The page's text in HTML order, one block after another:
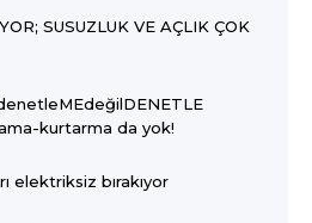
SUSUZLUK VE AÇLIK ÇOK
kurtarma da yok!
elektriksiz bırakıyor